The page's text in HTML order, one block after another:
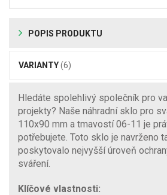
POPIS PRODUKTU
VARIANTY(6)
Hledáte spolehlivý společník pro
projekty? Naše náhradní sklo pro
110x90 mm a tmavostí 06-11 je
potřebujete. Toto sklo je navrženo
poskytovalo nejvyšší úroveň
sváření.
Klíčové vlastnosti: